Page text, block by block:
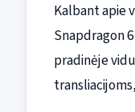
Kalbant apie
Snapdragon
pradinėje